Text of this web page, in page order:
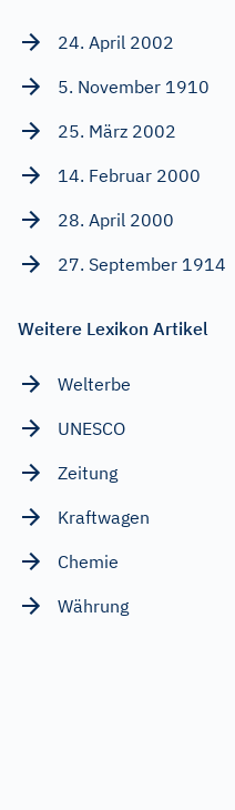
24. April 2002
5. November 1910
25. März 2002
14. Februar 2000
28. April 2000
27. September 1914
Weitere Lexikon Artikel
Welterbe
UNESCO
Zeitung
Kraftwagen
Chemie
Währung